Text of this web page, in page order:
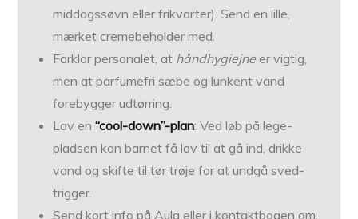
middagssøvn eller frikvarter). Send en lille,
mærket creme­beholder med.
Forklar personalet, at håndhygiejneer vigtig,
men at parfume­fri sæbe og lunkent vand
forebygger udtørring.
Lav en“cool-down”-plan: Ved løb på lege­
pladsen kan barnet få lov til at gå ind, drikke
vand og skifte til tør trøje for at undgå sved­
trigger.
Send kort info på Aula eller i kontakt­bogen om,